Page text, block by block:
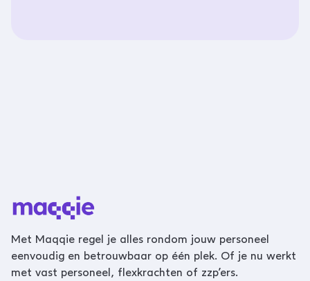
Met Maqqie regel je alles rondom jouw personeel
eenvoudig en betrouwbaar op één plek. Of je nu werkt
met vast personeel, flexkrachten of zzp’ers.